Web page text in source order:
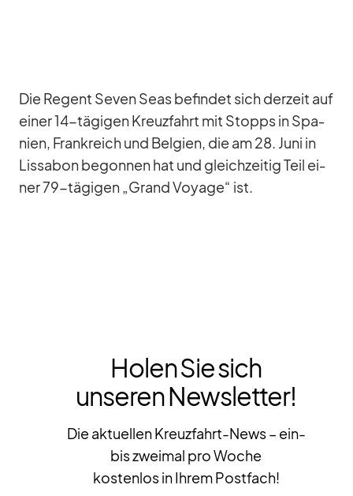
Die Re­gent Se­ven Seas be­fin­det sich der­zeit auf
ei­ner 14-tä­gi­gen Kreuz­fahrt mit Stopps in Spa­
nien, Frank­reich und Bel­gien, die am 28. Juni in
Lis­sa­bon be­gon­nen hat und gleich­zei­tig Teil ei­
ner 79-tä­gi­gen „Grand Voyage“ ist.
Holen Sie sich
unseren Newsletter!
Die aktuellen Kreuzfahrt-News – ein-
bis zweimal pro Woche
kostenlos in Ihrem Postfach!